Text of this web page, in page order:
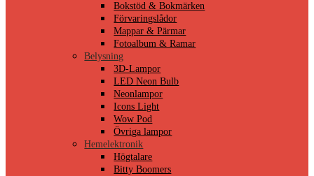
Bokstöd & Bokmärken
Förvaringslådor
Mappar & Pärmar
Fotoalbum & Ramar
Belysning
3D-Lampor
LED Neon Bulb
Neonlampor
Icons Light
Wow Pod
Övriga lampor
Hemelektronik
Högtalare
Bitty Boomers